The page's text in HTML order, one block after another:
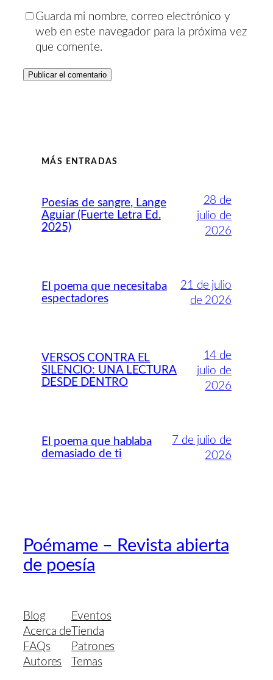
Guarda mi nombre, correo electrónico y
web en este navegador para la próxima vez
que comente.
MÁS ENTRADAS
Poesías de sangre, Lange
Aguiar (Fuerte Letra Ed.
2025)
28 de
julio de
2026
El poema que necesitaba
espectadores
21 de julio
de 2026
VERSOS CONTRA EL
SILENCIO: UNA LECTURA
DESDE DENTRO
14 de
julio de
2026
El poema que hablaba
demasiado de ti
7 de julio de
2026
Poémame – Revista abierta
de poesía
Blog
Acerca de
FAQs
Autores
Eventos
Tienda
Patrones
Temas